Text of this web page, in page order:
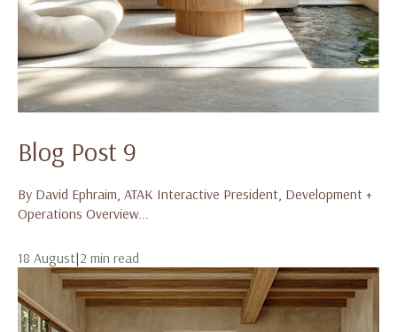
Blog Post 9
By David Ephraim, ATAK Interactive President, Development +
Operations Overview...
18 August|2 min read